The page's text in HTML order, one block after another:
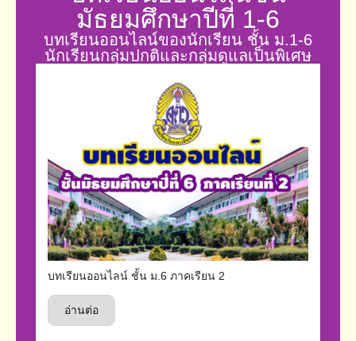
มัธยมศึกษาปีที่ 1-6
บทเรียนออนไลน์ของนักเรียน ชั้น ม.1-6
นักเรียนกลุ่มปกติและกลุ่มดูแลเป็นพิเศษ
บทเรียนออนไลน์ ชั้น ม.6 ภาคเรียน 2
อ่านต่อ